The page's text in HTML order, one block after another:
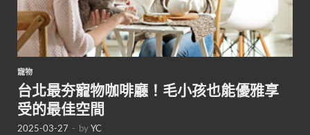
寵物
台北最夯寵物咖啡廳！毛小孩也能優雅享
受的最佳空間
2025-03-27 - byYC